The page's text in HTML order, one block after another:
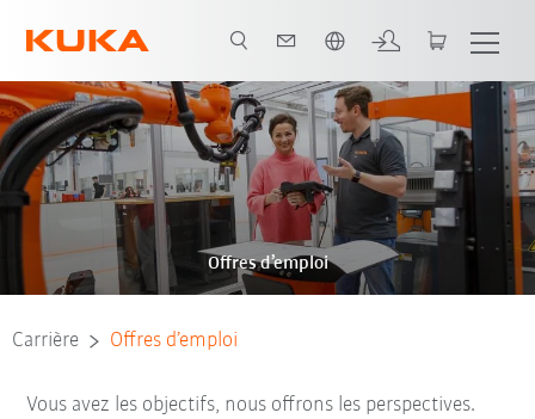
Offres d’emploi
Carrière Offres d’emploi
Vous avez les objectifs, nous offrons les perspectives.